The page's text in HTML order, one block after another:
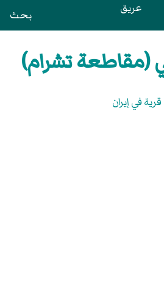
عريق بحث
(مقاطعة تشرام)
قرية في إيران